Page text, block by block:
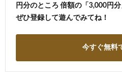
円分のところ 倍額の「3,000円
ぜひ登録して遊んでみてね！
今すぐ無料